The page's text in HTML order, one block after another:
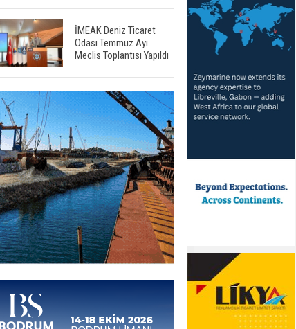
İMEAK Deniz Ticaret
Odası Temmuz Ayı
Meclis Toplantısı Yapıldı